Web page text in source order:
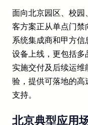
面向北京园区、校园
客方案正从单点门禁
系统集成商和甲方
设备上线，更包括多
实施交付及后续运
验，提供可落地的高
支持。
北京典型应用